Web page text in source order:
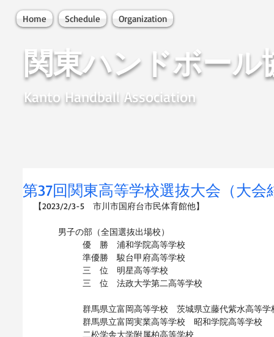
Home Schedule Organization
関東ハンドボール
Kanto Handball Association
第37回関東高等学校選抜大会（大会
【2023/2/3-5　市川市国府台市民体育館他】
男子の部（全国選抜出場校）
優　勝　浦和学院高等学校
準優勝　駿台甲府高等学校
三　位　明星高等学校
三　位　法政大学第二高等学校
群馬県立富岡高等学校　茨城県立藤代紫水高等学
群馬県立富岡実業高等学校　昭和学院高等学校
二松学舎大学附属柏高等学校